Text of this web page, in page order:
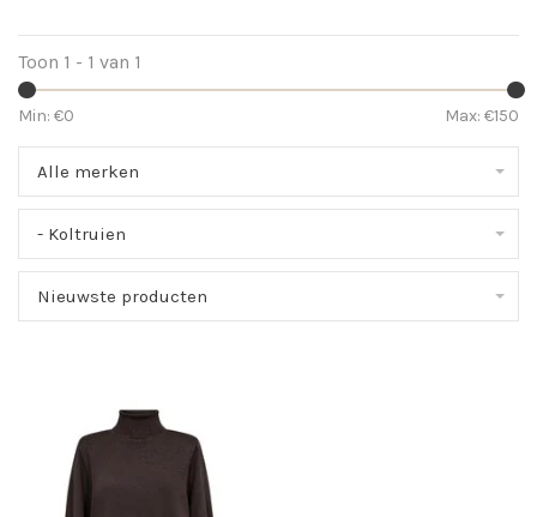
Toon 1 - 1 van 1
Min: €0 Max: €150
Alle merken
- Koltruien
Nieuwste producten